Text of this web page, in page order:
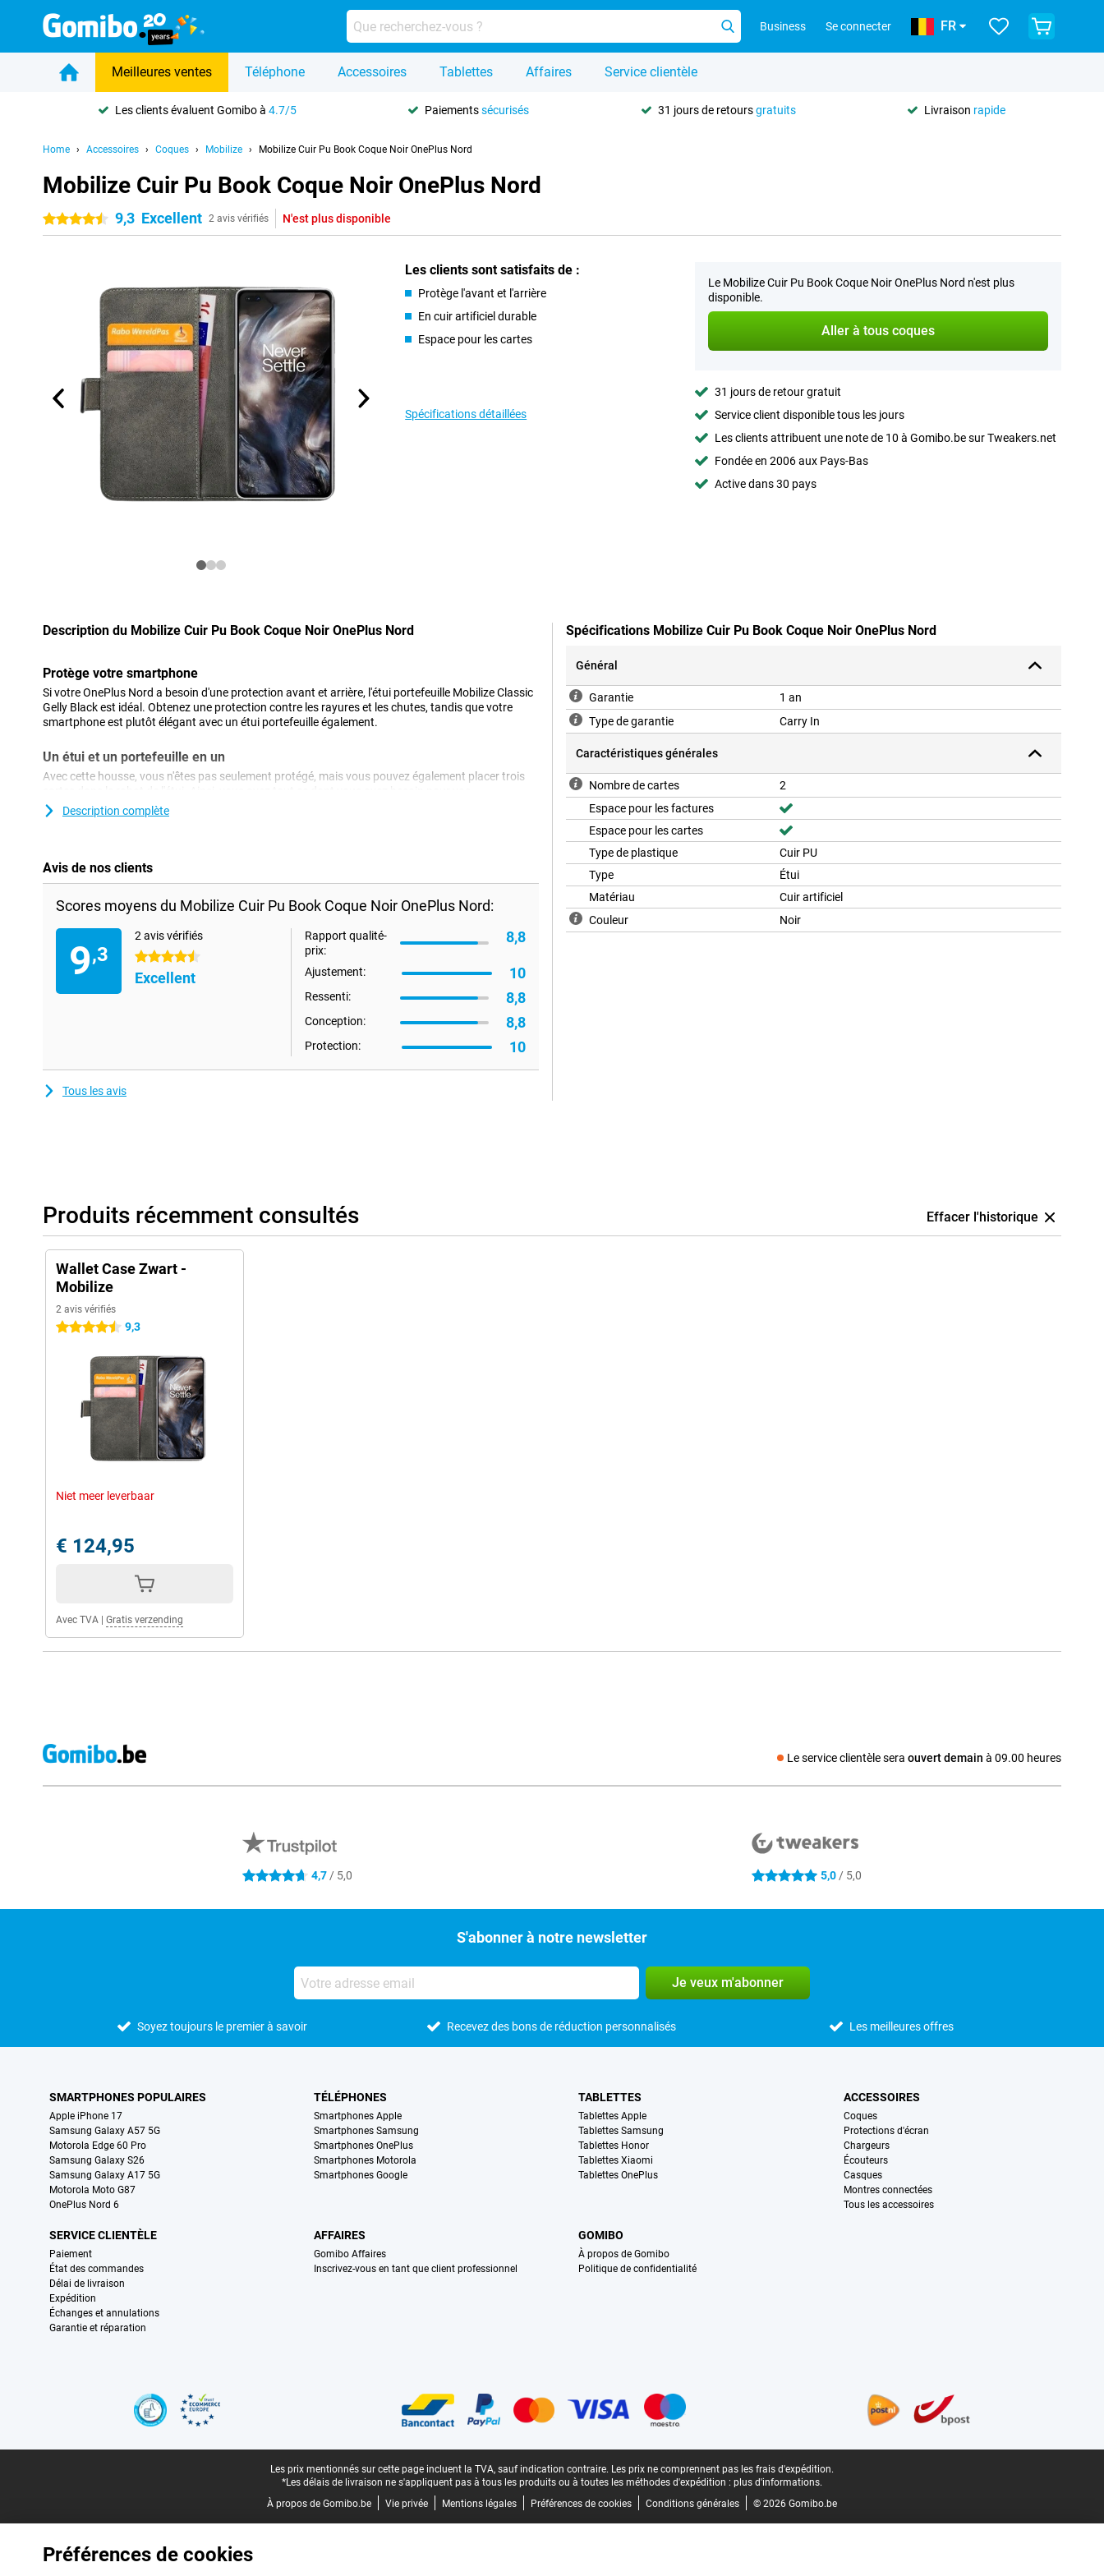
Business Se connecter FR
Meilleures ventes Téléphone Accessoires Tablettes Affaires Service clientèle
Les clients évaluent Gomibo à4.7/5 Paiementssécurisés 31 jours de retoursgratuits Livraison rapide
Home Accessoires Coques Mobilize Mobilize Cuir Pu Book Coque Noir OnePlus Nord
Mobilize Cuir Pu Book Coque Noir OnePlus Nord
4.5 étoiles
9,3 Excellent 2 avis vérifiés N'est plus disponible
Les clients sont satisfaits de :
Protège l'avant et l'arrière
En cuir artificiel durable
Espace pour les cartes
Spécifications détaillées
Le Mobilize Cuir Pu Book Coque Noir OnePlus Nord n'est plus
disponible.
Aller à tous coques
31 jours de retour gratuit
Service client disponible tous les jours
Les clients attribuent une note de 10 à Gomibo.be sur Tweakers.net
Fondée en 2006 aux Pays-Bas
Active dans 30 pays
Description du Mobilize Cuir Pu Book Coque Noir OnePlus Nord
Protège votre smartphone
Si votre OnePlus Nord a besoin d'une protection avant et arrière, l'étui portefeuille Mobilize Classic
Gelly Black est idéal. Obtenez une protection contre les rayures et les chutes, tandis que votre
smartphone est plutôt élégant avec un étui portefeuille également.
Un étui et un portefeuille en un
Avec cette housse, vous n'êtes pas seulement protégé, mais vous pouvez également placer trois
déplacements au même endroit, à savoir dans votre housse OnePlus Nord. Ce rabat se ferme à
l'aide d'un aimant, vous n'avez donc pas à vous embêter avec des boutons-pression ou des
Description complète
Avis de nos clients
Scores moyens du Mobilize Cuir Pu Book Coque Noir OnePlus Nord:
9,3
2 avis vérifiés
4.5 étoiles
Excellent
Rapport qualité-
prix:
8,8
Ajustement: 10
Ressenti: 8,8
Conception: 8,8
Protection: 10
Tous les avis
Spécifications Mobilize Cuir Pu Book Coque Noir OnePlus Nord
Général
Garantie
1 an
Type de garantie
Carry In
Caractéristiques générales
Nombre de cartes
2
Espace pour les factures
Espace pour les cartes
Type de plastique
Cuir PU
Type
Étui
Matériau
Cuir artificiel
Couleur
Noir
Produits récemment consultés Effacer l'historique
Wallet Case Zwart -
Mobilize
2 avis vérifiés
4.5 étoiles 9,3
Niet meer leverbaar
€ 124,95
Avec TVA Gratis verzending
Le service clientèle sera ouvert demain à 09.00 heures
Média social
4.7 étoiles 4,7 / 5,0 5 étoiles 5,0 / 5,0
S'abonner à notre newsletter
Je veux m'abonner
Soyez toujours le premier à savoir Recevez des bons de réduction personnalisés Les meilleures offres
SMARTPHONES POPULAIRES
Apple iPhone 17
Samsung Galaxy A57 5G
Motorola Edge 60 Pro
Samsung Galaxy S26
Samsung Galaxy A17 5G
Motorola Moto G87
OnePlus Nord 6
TÉLÉPHONES
Smartphones Apple
Smartphones Samsung
Smartphones OnePlus
Smartphones Motorola
Smartphones Google
TABLETTES
Tablettes Apple
Tablettes Samsung
Tablettes Honor
Tablettes Xiaomi
Tablettes OnePlus
ACCESSOIRES
Coques
Protections d'écran
Chargeurs
Écouteurs
Casques
Montres connectées
Tous les accessoires
SERVICE CLIENTÈLE
Paiement
État des commandes
Délai de livraison
Expédition
Échanges et annulations
Garantie et réparation
AFFAIRES
Gomibo Affaires
Inscrivez-vous en tant que client professionnel
GOMIBO
À propos de Gomibo
Politique de confidentialité
Les prix mentionnés sur cette page incluent la TVA, sauf indication contraire. Les prix ne comprennent pas les frais d'expédition.
*Les délais de livraison ne s'appliquent pas à tous les produits ou à toutes les méthodes d'expédition : plus d'informations.
À propos de Gomibo.be
Vie privée Mentions légales Préférences de cookies Conditions générales © 2026 Gomibo.be
Préférences de cookies